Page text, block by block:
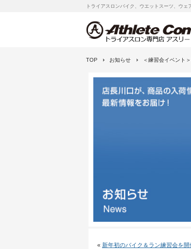
トライアスロンバイク、ウエットスーツ、ウ
TOP お知らせ ＜練習会イベント
« 新年初のバイク＆ラン練習会を開